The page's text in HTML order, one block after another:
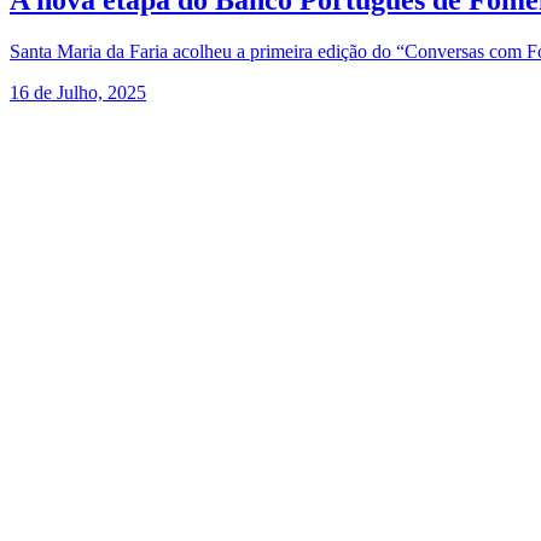
Santa Maria da Faria acolheu a primeira edição do “Conversas com
16 de Julho, 2025